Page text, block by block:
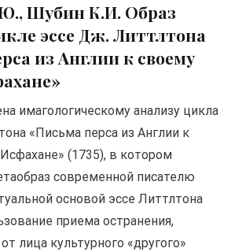
Шубин К.И. Образ
эссе Дж. Литтлтона
из Англии к своему
имагологическому анализу цикла
«Письма перса из Англии к
(1735), в котором
современной писателю
основой эссе Литтлтона
приема остранения,
лица культурного «другого»